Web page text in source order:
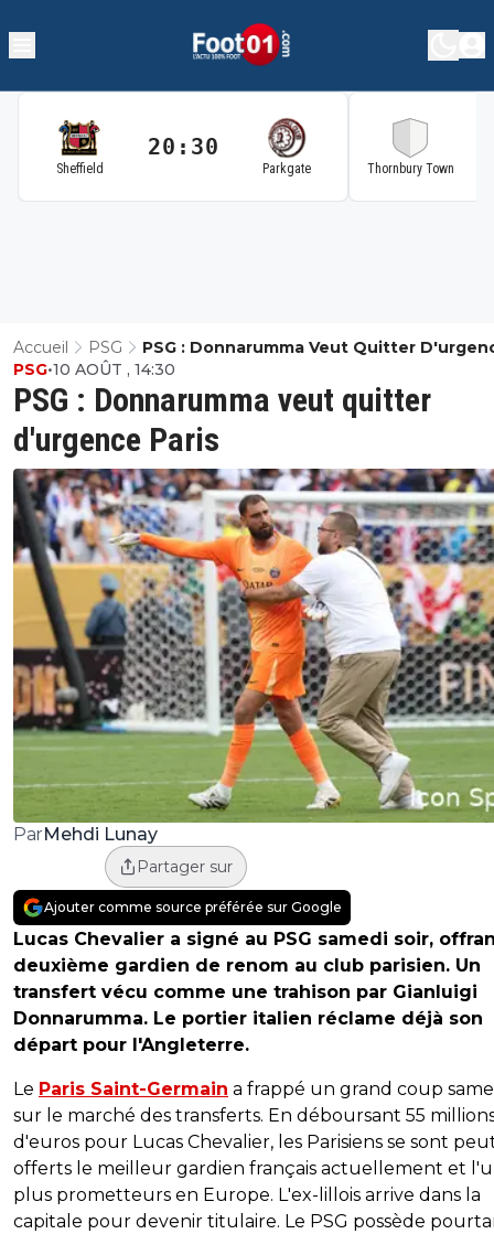
Sheffield
20:30
Parkgate Thornbury Town
Accueil PSG
PSG : Donnarumma Veut Quitter
Paris
PSG : Donnarumma veut quitter
d'urgence Paris
PSG•10 AOÛT , 14:30
ParMehdi Lunay
Partager sur
Ajouter comme source préférée sur Google
Lucas Chevalier a signé au PSG samedi soir,
deuxième gardien de renom au club parisien. Un
transfert vécu comme une trahison par Gianluigi
Donnarumma. Le portier italien réclame déjà son
départ pour l'Angleterre.
Le Paris Saint-Germain a frappé un grand coup
sur le marché des transferts. En déboursant 55
d'euros pour Lucas Chevalier, les Parisiens se sont
offerts le meilleur gardien français actuellement et
plus prometteurs en Europe. L'ex-lillois arrive dans la
capitale pour devenir titulaire. Le PSG possède